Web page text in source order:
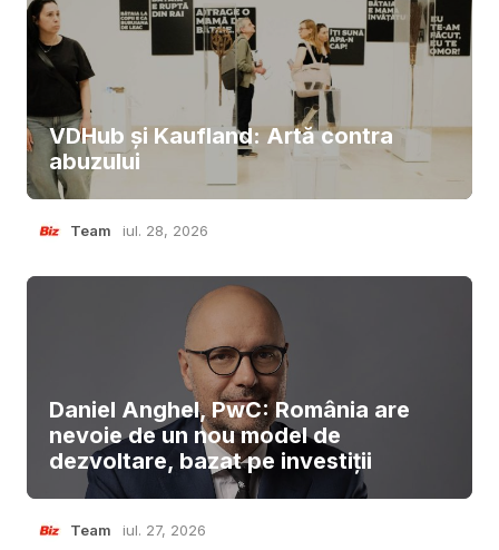
VDHub și Kaufland: Artă contra
abuzului
Team iul. 28, 2026
Daniel Anghel, PwC: România are
nevoie de un nou model de
dezvoltare, bazat pe investiții
Team iul. 27, 2026